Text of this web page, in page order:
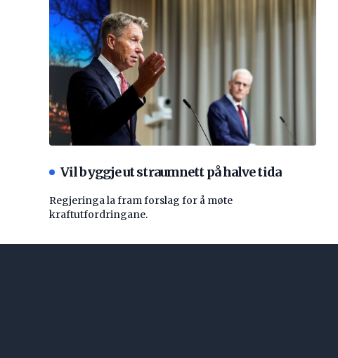
Vil byggje ut straumnett på halve tida
Regjeringa la fram forslag for å møte
kraftutfordringane.